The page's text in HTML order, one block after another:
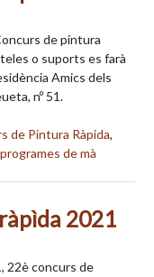
de pintura
o suports es farà
Amics dels
nº 51.
de Pintura Ràpida,
programes de mà
2021
22è concurs de